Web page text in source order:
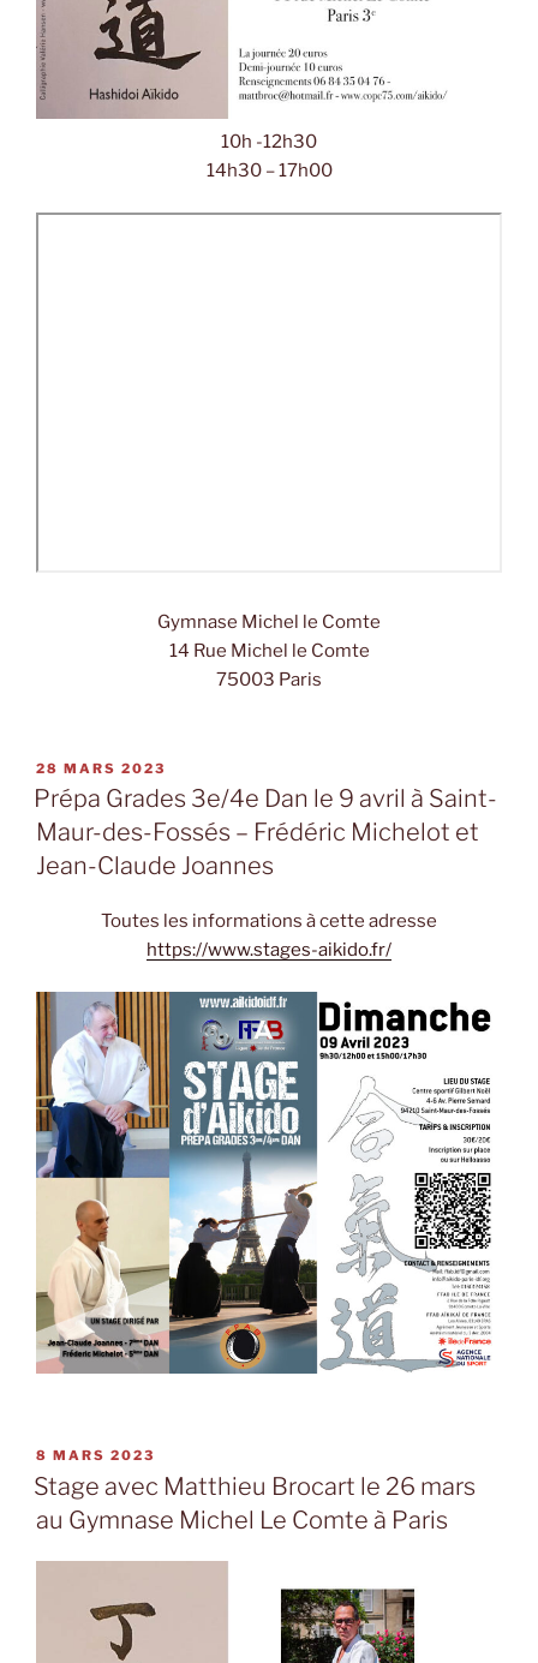
10h -12h30
14h30 – 17h00
Gymnase Michel le Comte
14 Rue Michel le Comte
75003 Paris
PUBLIÉ
LE
28 MARS 2023
Prépa Grades 3e/4e Dan le 9 avril à Saint-
Maur-des-Fossés – Frédéric Michelot et
Jean-Claude Joannes
Toutes les informations à cette adresse
https://www.stages-aikido.fr/
PUBLIÉ
LE
8 MARS 2023
Stage avec Matthieu Brocart le 26 mars
au Gymnase Michel Le Comte à Paris